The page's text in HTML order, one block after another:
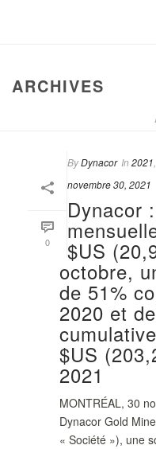
ARCHIVES
0
ByDynacor In 2021
novembre 30, 2021
Dynacor
$US
octobre,
de 51%
2020 et
$US
2021
MONTRÉAL, 30
Dynacor Gold
« Société »), une